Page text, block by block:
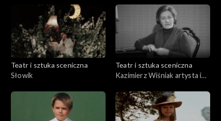
Teatr i sztuka sceniczna
Słowik
Teatr i sztuka sceniczna
Kazimierz Wiśniak artysta i